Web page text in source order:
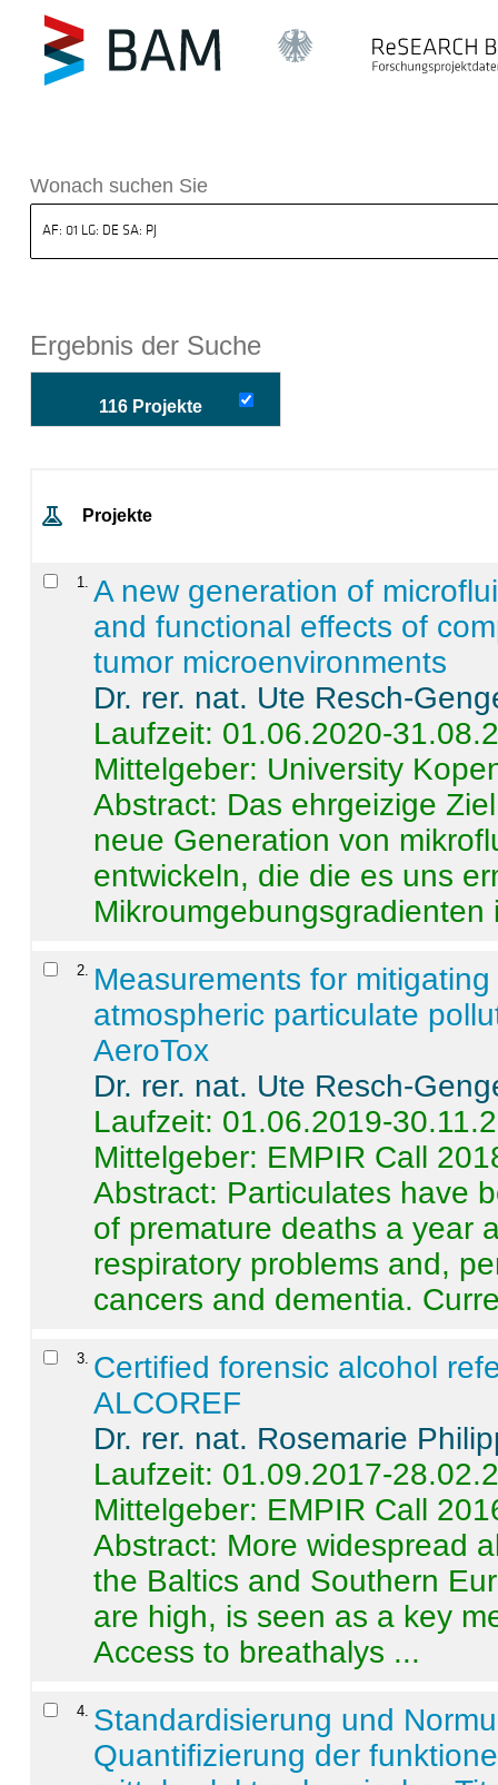
BAM
Wonach suchen Sie
Ergebnis der Suche
116 Projekte
Projekte
1
A new generation of
and functional effects of
tumor microenvironments
Dr. rer. nat. Ute Resch-
Laufzeit: 01.06.2020-
Mittelgeber: University
Abstract: Das ehrgeizige
neue Generation von
entwickeln, die die es uns
Mikroumgebungsgradienten
2
Measurements for
atmospheric particulate
AeroTox
Dr. rer. nat. Ute Resch-
Laufzeit: 01.06.2019-
Mittelgeber: EMPIR Call
Abstract: Particulates have
of premature deaths a year
respiratory problems and,
cancers and dementia.
3 Certified forensic alcohol
ALCOREF
Dr. rer. nat. Rosemarie
Laufzeit: 01.09.2017-
Mittelgeber: EMPIR Call
Abstract: More widespread
the Baltics and Southern
are high, is seen as a key
Access to breathalys ...
4 Standardisierung und
Quantifizierung der